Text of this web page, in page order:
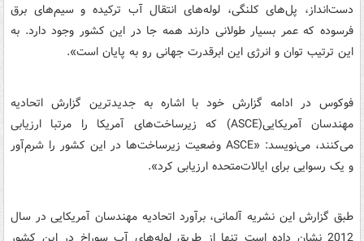
دست‌انداز، پل‌های کلنگی، لوله‌های انتقال آب ترکیده و سیم‌های برق
فرسوده که عمر بسیار طولانی دارند همه جا در این کشور وجود دارد. به
این ترتیب توان و انرژی این ابرقدرت جهانی رو به پایان است».
فوکوس در ادامه گزارش خود با اشاره به جدیدترین گزارش اتحادیه
مهندسان آمریکایی(ASCE) که زیرساخت‌های آمریکا را مرتبا ارزیابی
می‌کنند، می‌نویسد: «ASCE وضعیت زیرساخت‌ها در این کشور را شرم‌آور
و یک رسوایی برای ایالات‌متحده ارزیابی کرد».
طبق گزارش این نشریه آلمانی، برآورد اتحادیه مهندسان آمریکایی در سال